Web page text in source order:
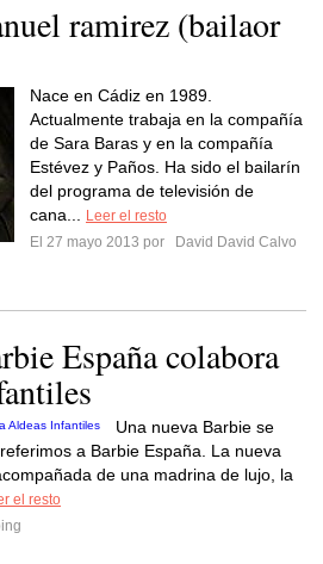
ramirez (bailaor
Nace en Cádiz en 1989.
Actualmente trabaja en la compañía
de Sara Baras y en la compañía
Estévez y Paños. Ha sido el bailarín
del programa de televisión de
cana...
Leer el resto
El 27 mayo 2013 por
David David Calvo
España colabora
Una nueva Barbie se
a Barbie España. La nueva
de una madrina de lujo, la
el resto